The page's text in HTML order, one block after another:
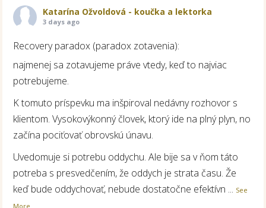
Katarína Ožvoldová - koučka a lektorka
3 days ago
Recovery paradox (paradox zotavenia):
najmenej sa zotavujeme práve vtedy, keď to najviac
potrebujeme.
K tomuto príspevku ma inšpiroval nedávny rozhovor s
klientom. Vysokovýkonný človek, ktorý ide na plný plyn, no
začína pociťovať obrovskú únavu.
Uvedomuje si potrebu oddychu. Ale bije sa v ňom táto
potreba s presvedčením, že oddych je strata času. Že
keď bude oddychovať, nebude dostatočne efektívn ... See
More